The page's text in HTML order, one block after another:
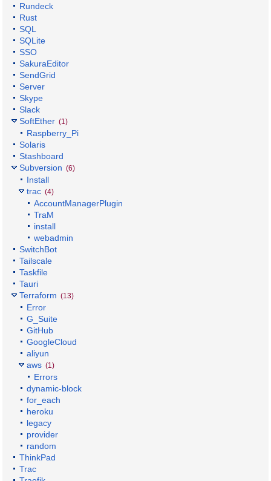
Rundeck
Rust
SQL
SQLite
SSO
SakuraEditor
SendGrid
Server
Skype
Slack
SoftEther (1)
Raspberry_Pi
Solaris
Stashboard
Subversion (6)
Install
trac (4)
AccountManagerPlugin
TraM
install
webadmin
SwitchBot
Tailscale
Taskfile
Tauri
Terraform (13)
Error
G_Suite
GitHub
GoogleCloud
aliyun
aws (1)
Errors
dynamic-block
for_each
heroku
legacy
provider
random
ThinkPad
Trac